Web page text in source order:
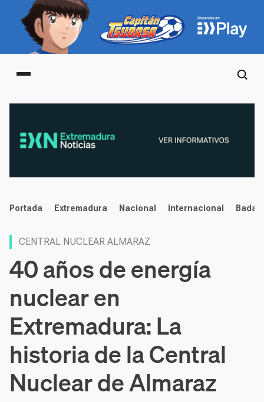
Main menu
noticias
Portada Extremadura Nacional Internacional
CENTRAL NUCLEAR ALMARAZ
40 años de energía
nuclear en
Extremadura: La
historia de la Central
Nuclear de Almaraz